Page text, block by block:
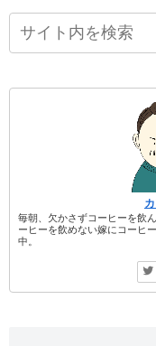
毎朝、欠かさずコーヒーを飲
ーヒーを飲めない嫁にコーヒ
中。